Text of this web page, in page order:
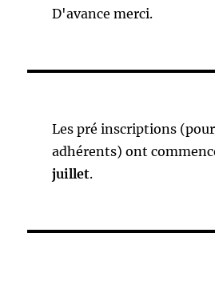
D'avance merci.
Les pré inscriptions
adhérents) ont
juillet.